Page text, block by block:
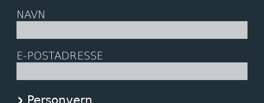
NAVN
E-POSTADRESSE
Personvern